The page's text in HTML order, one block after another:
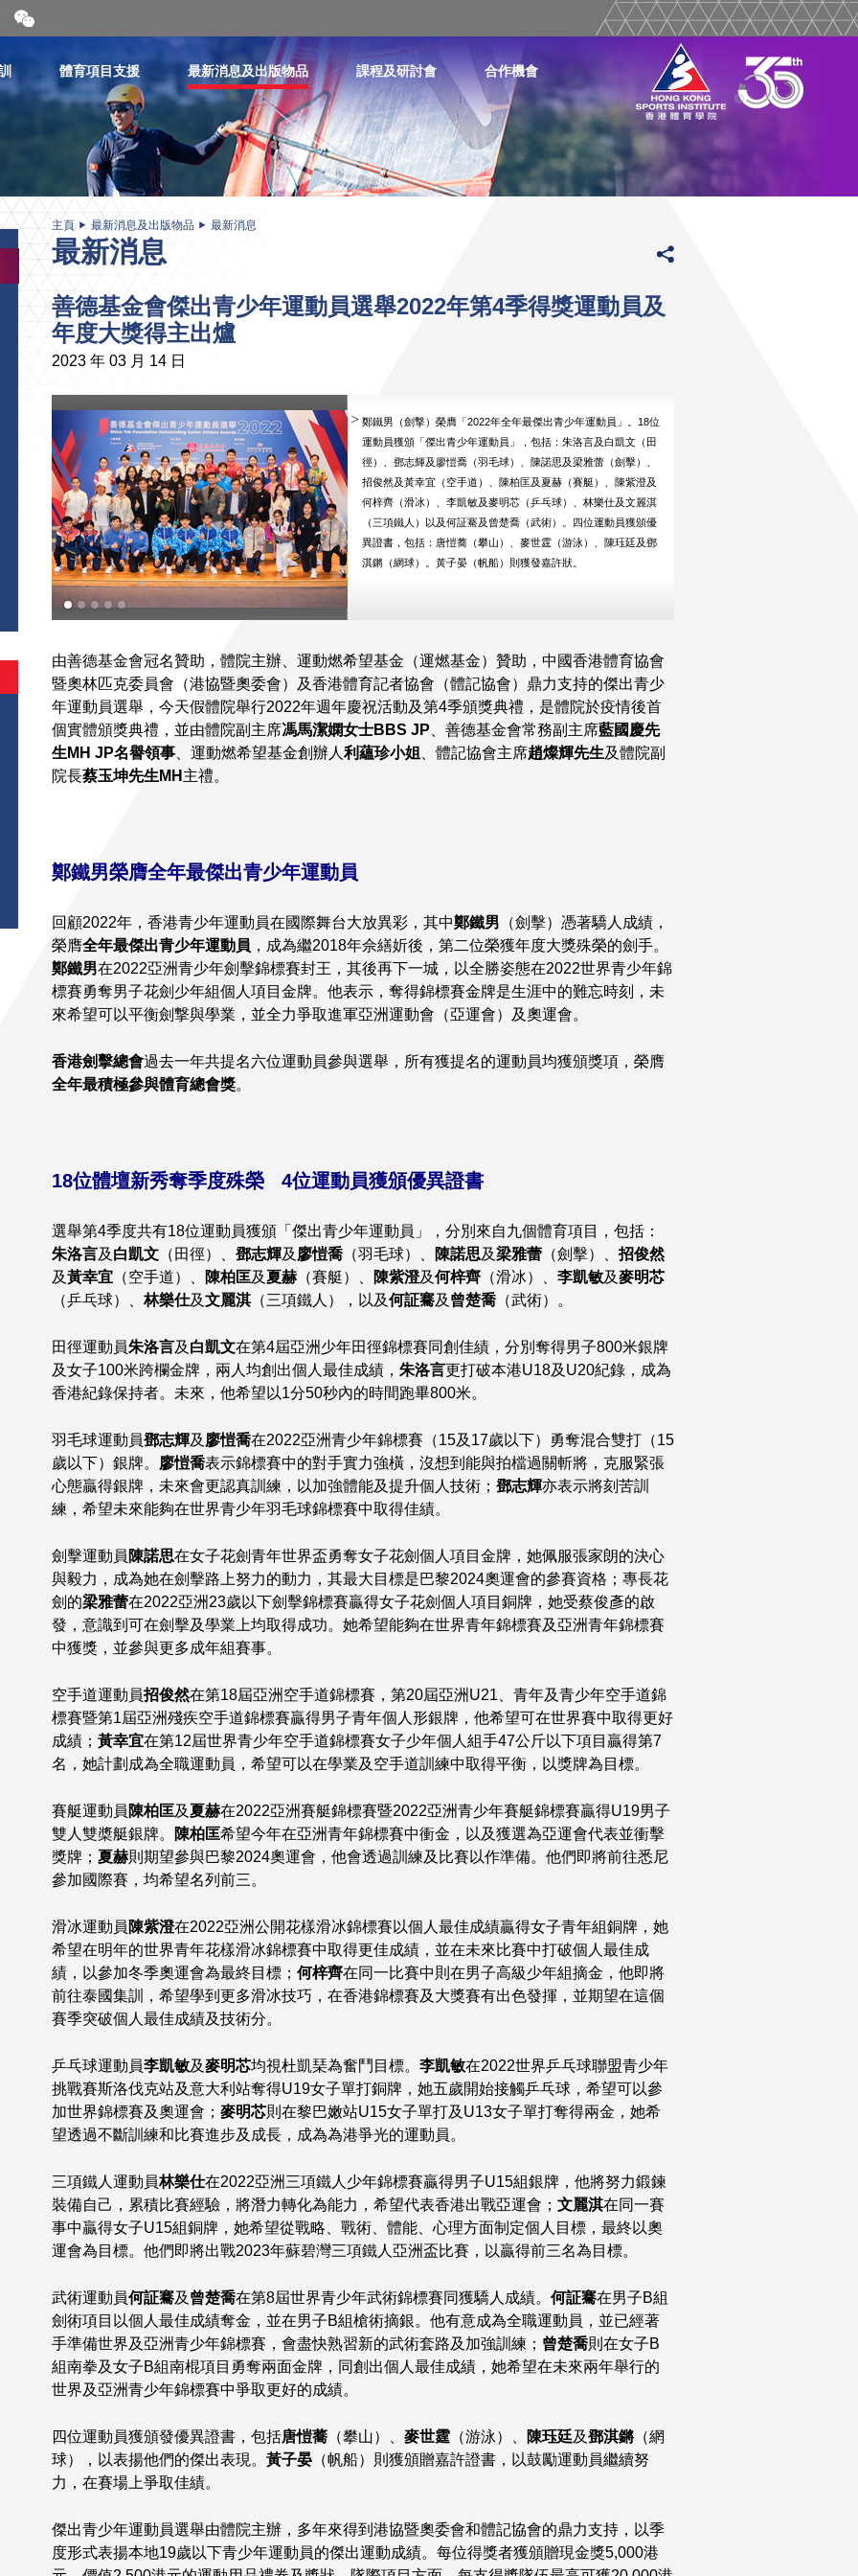
開
合
二
維
體育項目支援 最新消息及出版物品 課程及研討會 合作機會
主頁 最新消息及出版物品 最新消息
最新消息
善德基金會傑出青少年運動員選舉2022年第4季得獎運動員及
年度大獎得主出爐
2023 年 03 月 14 日
鄭鐵男（劍撃）榮膺「2022年全年最傑出青少年運動員」。18位
運動員獲頒「傑出青少年運動員」，包括：朱洛言及白凱文（田
徑）、鄧志輝及廖愷喬（羽毛球）、陳諾思及梁雅蕾（劍擊）、
招俊然及黃幸宜（空手道）、陳柏匡及夏赫（賽艇）、陳紫澄及
何梓齊（滑冰）、李凱敏及麥明芯（乒乓球）、林樂仕及文麗淇
（三項鐵人）以及何証騫及曾楚喬（武術）。四位運動員獲頒優
異證書，包括：唐愷蕎（攀山）、麥世霆（游泳）、陳珏廷及鄧
淇鏘（網球）。黃子晏（帆船）則獲發嘉許狀。
由善德基金會冠名贊助，體院主辦、運動燃希望基金（運燃基金）贊助，中國香港體育協會
暨奧林匹克委員會（港協暨奧委會）及香港體育記者協會（體記協會）鼎力支持的傑出青少
年運動員選舉，今天假體院舉行2022年週年慶祝活動及第4季頒獎典禮，是體院於疫情後首
個實體頒獎典禮，並由體院副主席馮馬潔嫻女士BBS JP 、善德基金會常務副主席藍國慶先
生MH JP名譽領事 、運動燃希望基金創辦人 利蘊珍小姐 、體記協會主席趙燦輝先生及體院副
院長蔡玉坤先生MH主禮。
鄭鐵男榮膺全年最傑出青少年運動員
回顧2022年，香港青少年運動員在國際舞台大放異彩，其中鄭鐵男 （劍擊）憑著驕人成績，
榮膺全年最傑出青少年運動員 ，成為繼2018年佘繕妡後，第二位榮獲年度大獎殊榮的劍手。
鄭鐵男在2022亞洲青少年劍擊錦標賽封王，其後再下一城，以全勝姿態在2022世界青少年錦
標賽勇奪男子花劍少年組個人項目金牌。他表示，奪得錦標賽金牌是生涯中的難忘時刻，未
來希望可以平衡劍撃與學業，並全力爭取進軍亞洲運動會（亞運會）及奧運會。
香港劍擊總會過去一年共提名六位運動員參與選舉，所有獲提名的運動員均獲頒獎項，榮膺
全年最積極參與體育總會獎。
18位體壇新秀奪季度殊榮 4位運動員獲頒優異證書
選舉第4季度共有18位運動員獲頒「傑出青少年運動員」，分別來自九個體育項目，包括：
朱洛言及 白凱文 （田徑）、 鄧志輝及 廖愷喬 （羽毛球）、 陳諾思及梁雅蕾 （劍擊）、 招俊然
及黃幸宜 （空手道）、 陳柏匡及夏赫 （賽艇）、 陳紫澄及何梓齊（滑冰）、 李凱敏及麥明芯
（乒乓球）、林樂仕及文麗淇（三項鐵人），以及何証騫及 曾楚喬 （武術）。
田徑運動員朱洛言及 白凱文在第4屆亞洲少年田徑錦標賽同創佳績，分別奪得男子800米銀牌
及女子100米跨欄金牌，兩人均創出個人最佳成績， 朱洛言更打破本港U18及U20紀錄，成為
香港紀錄保持者。未來，他希望以1分50秒內的時間跑畢800米。
羽毛球運動員鄧志輝及 廖愷喬在2022亞洲青少年錦標賽（15及17歲以下）勇奪混合雙打（15
歲以下）銀牌。 廖愷喬表示錦標賽中的對手實力強橫，沒想到能與拍檔過關斬將，克服緊張
心態贏得銀牌，未來會更認真訓練，以加強體能及提升個人技術； 鄧志輝亦表示將刻苦訓
練，希望未來能夠在世界青少年羽毛球錦標賽中取得佳績。
劍擊運動員 陳諾思在女子花劍青年世界盃勇奪女子花劍個人項目金牌，她佩服張家朗的決心
與毅力，成為她在劍擊路上努力的動力，其最大目標是巴黎2024奧運會的參賽資格；專長花
劍的梁雅蕾在2022亞洲23歲以下劍擊錦標賽贏得女子花劍個人項目銅牌，她受蔡俊彥的啟
發，意識到可在劍擊及學業上均取得成功。她希望能夠在世界青年錦標賽及亞洲青年錦標賽
中獲獎，並參與更多成年組賽事。
空手道運動員招俊然在第18屆亞洲空手道錦標賽，第20屆亞洲U21、青年及青少年空手道錦
標賽暨第1屆亞洲殘疾空手道錦標賽贏得男子青年個人形銀牌，他希望可在世界賽中取得更好
成績； 黃幸宜在第12屆世界青少年空手道錦標賽女子少年個人組手47公斤以下項目贏得第7
名，她計劃成為全職運動員，希望可以在學業及空手道訓練中取得平衡，以獎牌為目標。
賽艇運動員 陳柏匡及夏赫在2022亞洲賽艇錦標賽暨2022亞洲青少年賽艇錦標賽贏得U19男子
雙人雙槳艇銀牌。
陳柏匡希望今年在亞洲青年錦標賽中衝金，以及獲選為亞運會代表並衝擊
獎牌； 夏赫則期望參與巴黎2024奧運會，他會透過訓練及比賽以作準備。他們即將前往悉尼
參加國際賽，均希望名列前三。
滑冰運動員 陳紫澄在2022亞洲公開花樣滑冰錦標賽以個人最佳成績贏得女子青年組銅牌，她
希望在明年的世界青年花樣滑冰錦標賽中取得更佳成績，並在未來比賽中打破個人最佳成
績，以參加冬季奧運會為最終目標； 何梓齊在同一比賽中則在男子高級少年組摘金，他即將
前往泰國集訓，希望學到更多滑冰技巧，在香港錦標賽及大獎賽有出色發揮，並期望在這個
賽季突破個人最佳成績及技術分。
乒乓球運動員李凱敏及麥明芯均視杜凱琹為奮鬥目標。 李凱敏在2022世界乒乓球聯盟青少年
挑戰賽斯洛伐克站及意大利站奪得U19女子單打銅牌，她五歲開始接觸乒乓球，希望可以參
加世界錦標賽及奧運會； 麥明芯則在黎巴嫩站U15女子單打及U13女子單打奪得兩金，她希
望透過不斷訓練和比賽進步及成長，成為為港爭光的運動員。
三項鐵人運動員林樂仕在2022亞洲三項鐵人少年錦標賽贏得男子U15組銀牌，他將努力鍛鍊
裝備自己，累積比賽經驗，將潛力轉化為能力，希望代表香港出戰亞運會； 文麗淇在同一賽
事中贏得女子U15組銅牌，她希望從戰略、戰術、體能、心理方面制定個人目標，最終以奧
運會為目標。他們即將出戰2023年蘇碧灣三項鐵人亞洲盃比賽，以贏得前三名為目標。
武術運動員何証騫及 曾楚喬在第8屆世界青少年武術錦標賽同獲驕人成績。 何証騫在男子B組
劍術項目以個人最佳成績奪金，並在男子B組槍術摘銀。他有意成為全職運動員，並已經著
手準備世界及亞洲青少年錦標賽，會盡快熟習新的武術套路及加強訓練； 曾楚喬則在女子B
組南拳及女子B組南棍項目勇奪兩面金牌，同創出個人最佳成績，她希望在未來兩年舉行的
世界及亞洲青少年錦標賽中爭取更好的成績。
四位運動員獲頒發優異證書，包括唐愷蕎 （攀山）、 麥世霆 （游泳）、 陳珏廷及鄧淇鏘（網
球），以表揚他們的傑出表現。 黃子晏 （帆船）則獲頒贈嘉許證書，以鼓勵運動員繼續努
力，在賽場上爭取佳績。
傑出青少年運動員選舉由體院主辦，多年來得到港協暨奧委會和體記協會的鼎力支持，以季
度形式表揚本地19歲以下青少年運動員的傑出運動成績。每位得獎者獲頒贈現金獎5,000港